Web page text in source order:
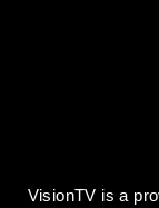
VisionTV is a